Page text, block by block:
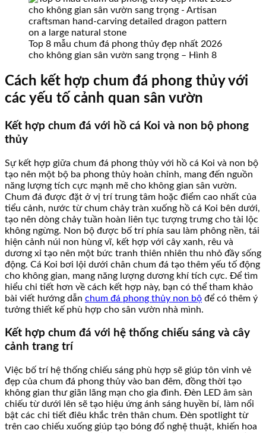
Top 8 mẫu chum đá phong thủy đẹp nhất 2026
cho không gian sân vườn sang trọng – Hình 8
Cách kết hợp chum đá phong thủy với
các yếu tố cảnh quan sân vườn
Kết hợp chum đá với hồ cá Koi và non bộ phong
thủy
Sự kết hợp giữa chum đá phong thủy với hồ cá Koi và non bộ
tạo nên một bộ ba phong thủy hoàn chỉnh, mang đến nguồn
năng lượng tích cực mạnh mẽ cho không gian sân vườn.
Chum đá được đặt ở vị trí trung tâm hoặc điểm cao nhất của
tiểu cảnh, nước từ chum chảy tràn xuống hồ cá Koi bên dưới,
tạo nên dòng chảy tuần hoàn liên tục tượng trưng cho tài lộc
không ngừng. Non bộ được bố trí phía sau làm phông nền, tái
hiện cảnh núi non hùng vĩ, kết hợp với cây xanh, rêu và
dương xỉ tạo nên một bức tranh thiên nhiên thu nhỏ đầy sống
động. Cá Koi bơi lội dưới chân chum đá tạo thêm yếu tố động
cho không gian, mang năng lượng dương khí tích cực. Để tìm
hiểu chi tiết hơn về cách kết hợp này, bạn có thể tham khảo
bài viết hướng dẫn chum đá phong thủy non bộ để có thêm ý
tưởng thiết kế phù hợp cho sân vườn nhà mình.
Kết hợp chum đá với hệ thống chiếu sáng và cây
cảnh trang trí
Việc bố trí hệ thống chiếu sáng phù hợp sẽ giúp tôn vinh vẻ
đẹp của chum đá phong thủy vào ban đêm, đồng thời tạo
không gian thư giãn lãng mạn cho gia đình. Đèn LED âm sàn
chiếu từ dưới lên sẽ tạo hiệu ứng ánh sáng huyền bí, làm nổi
bật các chi tiết điêu khắc trên thân chum. Đèn spotlight từ
trên cao chiếu xuống giúp tạo bóng đổ nghệ thuật, khiến hoa